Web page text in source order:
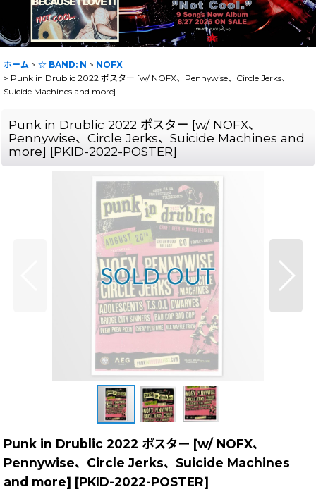
ホーム > ☆ BAND: N > NOFX
> Punk in Drublic 2022 ポスター [w/ NOFX、Pennywise、Circle Jerks、
Suicide Machines and more]
Punk in Drublic 2022 ポスター [w/ NOFX、
Pennywise、Circle Jerks、Suicide Machines and
more] [PKID-2022-POSTER]
Punk in Drublic 2022 ポスター [w/ NOFX、
Pennywise、Circle Jerks、Suicide Machines
and more] [PKID-2022-POSTER]